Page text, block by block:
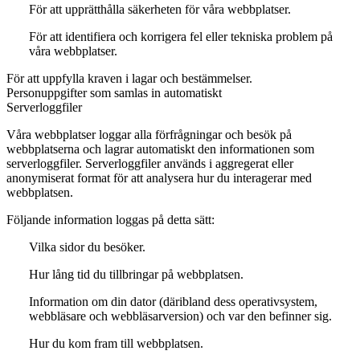
För att upprätthålla säkerheten för våra webbplatser.
För att identifiera och korrigera fel eller tekniska problem på
våra webbplatser.
För att uppfylla kraven i lagar och bestämmelser.
Personuppgifter som samlas in automatiskt
Serverloggfiler
Våra webbplatser loggar alla förfrågningar och besök på
webbplatserna och lagrar automatiskt den informationen som
serverloggfiler. Serverloggfiler används i aggregerat eller
anonymiserat format för att analysera hur du interagerar med
webbplatsen.
Följande information loggas på detta sätt:
Vilka sidor du besöker.
Hur lång tid du tillbringar på webbplatsen.
Information om din dator (däribland dess operativsystem,
webbläsare och webbläsarversion) och var den befinner sig.
Hur du kom fram till webbplatsen.